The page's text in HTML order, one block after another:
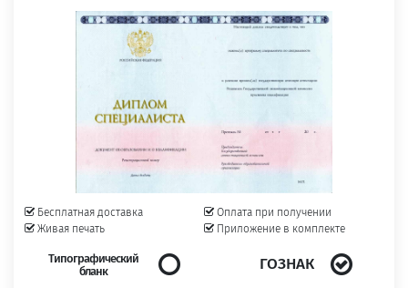
Бесплатная доставка
Живая печать
Оплата при получении
Приложение в комплекте
Типографический
бланк
ГОЗНАК